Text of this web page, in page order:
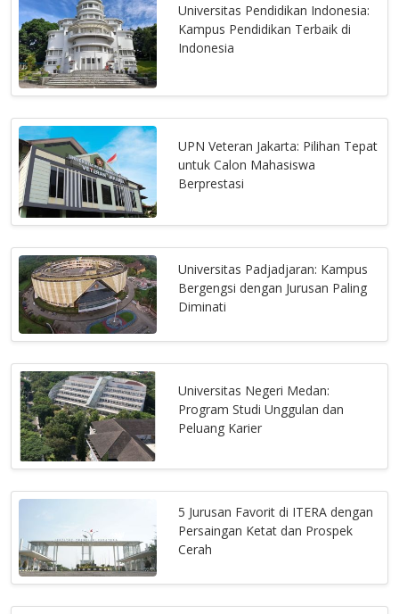
Universitas Pendidikan Indonesia:
Kampus Pendidikan Terbaik di
Indonesia
UPN Veteran Jakarta: Pilihan Tepat
untuk Calon Mahasiswa
Berprestasi
Universitas Padjadjaran: Kampus
Bergengsi dengan Jurusan Paling
Diminati
Universitas Negeri Medan:
Program Studi Unggulan dan
Peluang Karier
5 Jurusan Favorit di ITERA dengan
Persaingan Ketat dan Prospek
Cerah